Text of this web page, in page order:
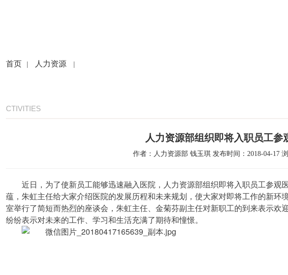
医院动态 党建文化
首页 人力资源
CTIVITIES
人力资源部组织即将入职员工参
作者：人力资源部 钱玉琪 发布时间：2018-04-17
近日，为了使新员工能够迅速融入医院，人力资源部组织即将入职员工参观
蕴，朱虹主任给大家介绍医院的发展历程和未来规划，使大家对即将工作的新环
室举行了简短而热烈的座谈会，朱虹主任、金菊芬副主任对新职工的到来表示欢
纷纷表示对未来的工作、学习和生活充满了期待和憧憬。